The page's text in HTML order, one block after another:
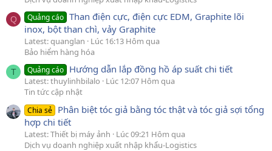
Q Quảng cáo Than điện cực, điện cực EDM, Graphite lõi
inox, bột than chì, vảy Graphite
Latest: quanglan
Lúc 16:13 Hôm qua
Bảo hiểm hàng hóa
T Quảng cáo Hướng dẫn lắp đồng hồ áp suất chi tiết
Latest: thuylinhbilalo
Lúc 12:07 Hôm qua
Tin tức cập nhật
Chia sẻ Phân biệt tóc giả bằng tóc thật và tóc giả sợi tổng
hợp chi tiết
Latest: Thiết bị máy ảnh
Lúc 09:21 Hôm qua
Dịch vụ doanh nghiệp xuất nhập khẩu-Logistics